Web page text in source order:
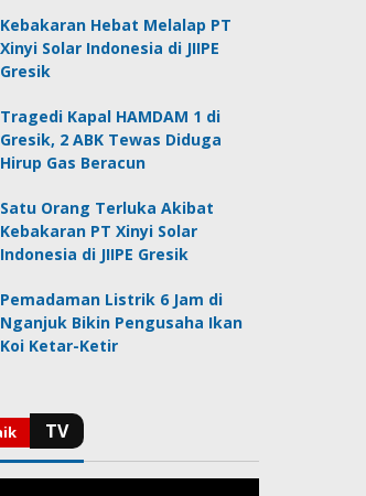
Kebakaran Hebat Melalap PT
Xinyi Solar Indonesia di JIIPE
Gresik
Tragedi Kapal HAMDAM 1 di
Gresik, 2 ABK Tewas Diduga
Hirup Gas Beracun
Satu Orang Terluka Akibat
Kebakaran PT Xinyi Solar
Indonesia di JIIPE Gresik
Pemadaman Listrik 6 Jam di
Nganjuk Bikin Pengusaha Ikan
Koi Ketar-Ketir